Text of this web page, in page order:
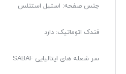
جنس صفحه: استیل استنلس
فندک اتوماتیک: دارد
سر شعله های ایتالیایی SABAF